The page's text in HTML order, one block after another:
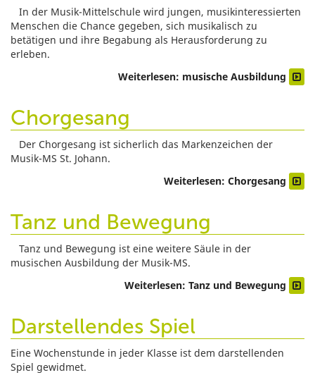
In der Musik-Mittelschule wird jungen, musikinteressierten
Menschen die Chance gegeben, sich musikalisch zu
betätigen und ihre Begabung als Herausforderung zu
erleben.
Weiterlesen: musische Ausbildung
Chorgesang
Der Chorgesang ist sicherlich das Markenzeichen der
Musik-MS St. Johann.
Weiterlesen: Chorgesang
Tanz und Bewegung
Tanz und Bewegung ist eine weitere Säule in der
musischen Ausbildung der Musik-MS.
Weiterlesen: Tanz und Bewegung
Darstellendes Spiel
Eine Wochenstunde in jeder Klasse ist dem darstellenden
Spiel gewidmet.